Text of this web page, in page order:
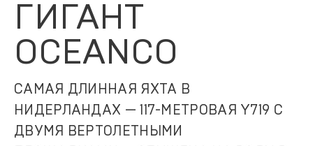
ГИГАНТ
OCEANCO
САМАЯ ДЛИННАЯ ЯХТА В
НИДЕРЛАНДАХ — 117-МЕТРОВАЯ Y719 C
ДВУМЯ ВЕРТОЛЕТНЫМИ